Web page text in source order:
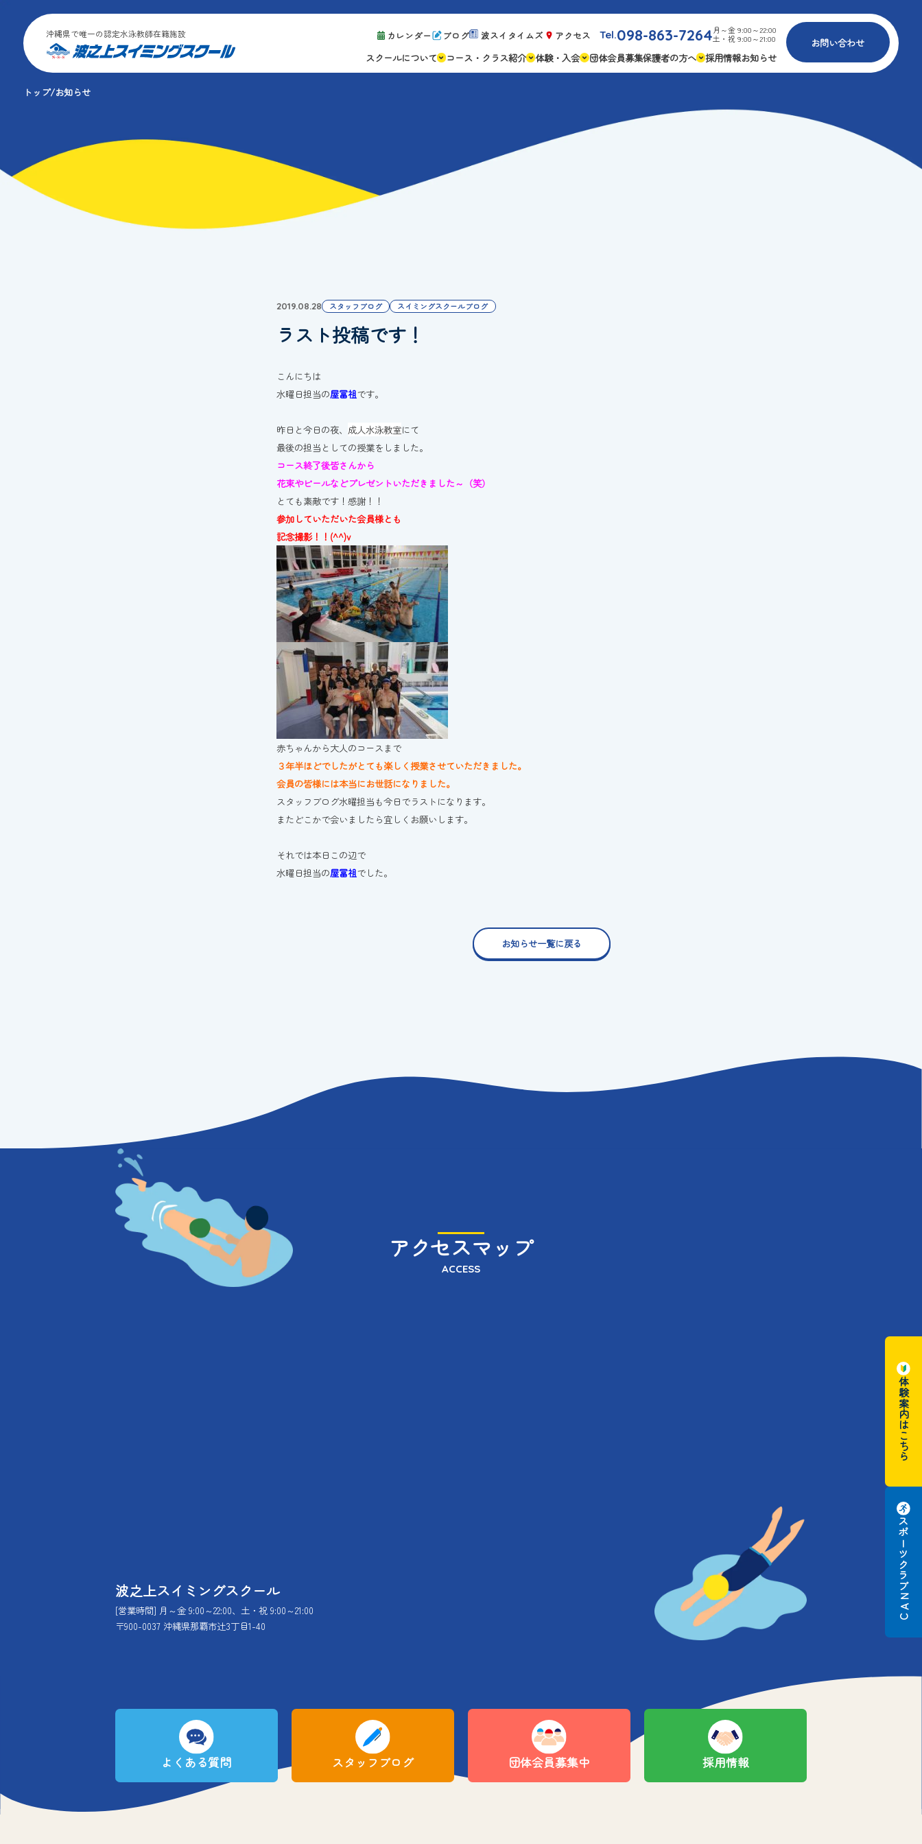
沖縄県で唯一の認定水泳教師在籍施設 カレンダー ブログ 波スイタイムズ アクセス Tel.098-863-7264月～金 9:00～22:00
土・祝 9:00～21:00
お問い合わせ
スクールについて
コース・クラス紹介 体験・入会
キャンペーン情報
よくある質問
団体会員募集保護者の方へ
ゴールデンエイジ
採用情報お知らせ
トップ お知らせ
2019.08.28 スタッフブログ スイミングスクールブログ
ラスト投稿です！
こんにちは
水曜日担当の屋冨祖です。
昨日と今日の夜、 成人水泳教室にて
最後の担当としての授業をしました。
コース終了後皆さんから
花束やビールなどプレゼントいただきました～（笑）
とても素敵です！感謝！！
参加していただいた会員様とも
記念撮影！！(^^)v
赤ちゃんから大人のコースまで
３年半ほどでしたがとても楽しく授業させていただきました。
会員の皆様には本当にお世話になりました。
スタッフブログ水曜担当も今日でラストになります。
またどこかで会いましたら宜しくお願いします。
それでは本日この辺で
水曜日担当の屋冨祖でした。
お知らせ一覧に戻る
アクセスマップ
ACCESS
波之上スイミングスクール
[営業時間] 月～金 9:00～22:00、土・祝 9:00～21:00
〒900-0037 沖縄県那覇市辻3丁目1-40
よくある質問 スタッフブログ 団体会員募集中 採用情報
体験案内はこちら
スポーツクラブ
N
A
C